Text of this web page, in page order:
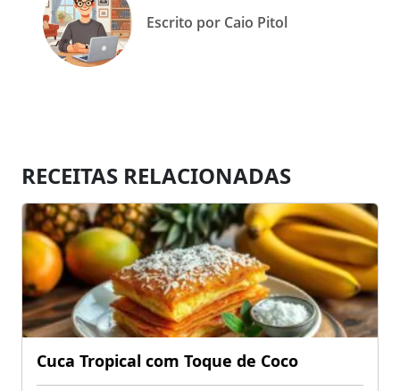
Escrito por Caio Pitol
RECEITAS RELACIONADAS
Cuca Tropical com Toque de Coco